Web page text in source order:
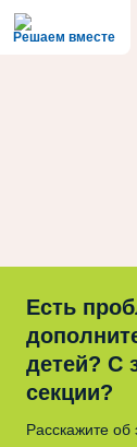
Решаем вместе
Есть
детей? С
секции?
Расскажите об